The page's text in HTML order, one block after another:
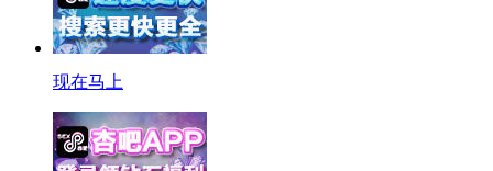
现在马上